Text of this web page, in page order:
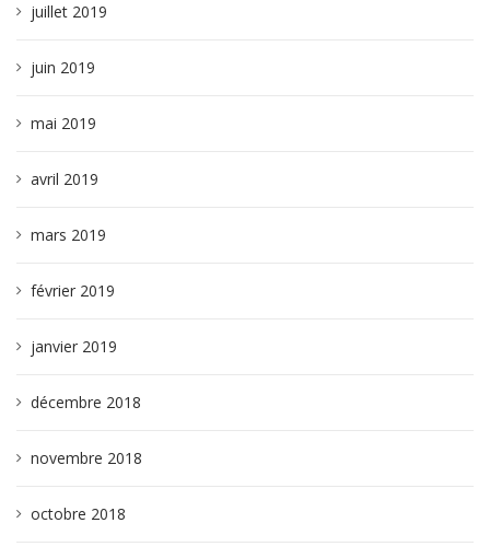
juillet 2019
juin 2019
mai 2019
avril 2019
mars 2019
février 2019
janvier 2019
décembre 2018
novembre 2018
octobre 2018